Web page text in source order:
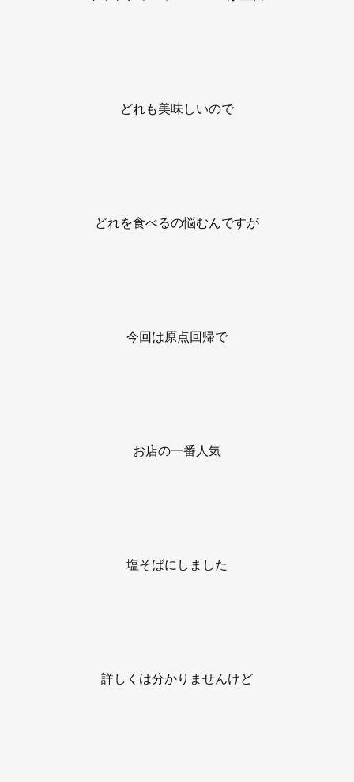
どれも美味しいので
どれを食べるの悩むんですが
今回は原点回帰で
お店の一番人気
塩そばにしました
詳しくは分かりませんけど